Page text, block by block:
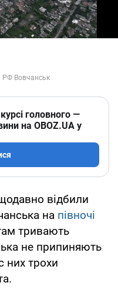
головного —
на OBOZ.UA у
відбили
на півночі
тривають
не припиняють
них трохи